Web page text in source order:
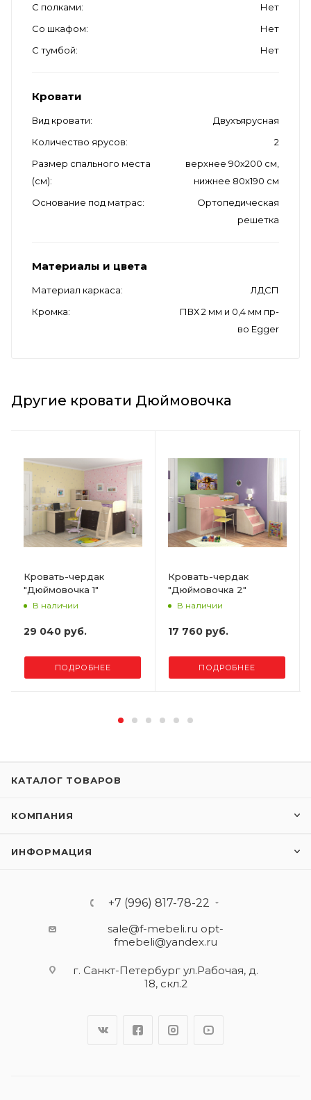
С полками
Нет
Со шкафом
Нет
С тумбой
Нет
Кровати
Вид кровати
Двухъярусная
Количество ярусов
2
Размер спального места
(см)
верхнее 90х200 см,
нижнее 80х190 см
Основание под матрас
Ортопедическая
решетка
Материалы и цвета
Материал каркаса
ЛДСП
Кромка
ПВХ 2 мм и 0,4 мм пр-
во Egger
Другие кровати Дюймовочка
Кровать-чердак
"Дюймовочка 1"
В наличии
29 040 руб.
ПОДРОБНЕЕ
Кровать-чердак
"Дюймовочка 2"
В наличии
17 760 руб.
ПОДРОБНЕЕ
КАТАЛОГ ТОВАРОВ
КОМПАНИЯ
ИНФОРМАЦИЯ
+7 (996) 817-78-22
sale@f-mebeli.ru opt-
fmebeli@yandex.ru
г. Санкт-Петербург ул.Рабочая, д.
18, скл.2